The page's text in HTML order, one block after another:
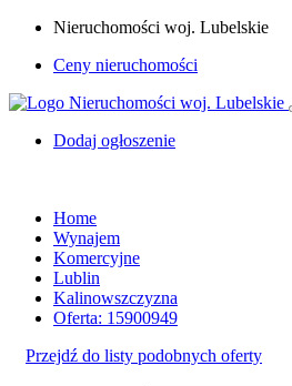
Nieruchomości woj. Lubelskie
Ceny nieruchomości
Dodaj ogłoszenie
Home
Wynajem
Komercyjne
Lublin
Kalinowszczyzna
Oferta: 15900949
Przejdź do listy podobnych oferty